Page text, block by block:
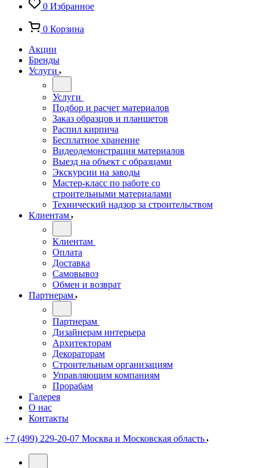
0 Избранное
0 Корзина
Акции
Бренды
Услуги
Услуги
Подбор и расчет материалов
Заказ образцов и планшетов
Распил кирпича
Бесплатное хранение
Видеодемонстрация материалов
Выезд на объект с образцами
Экскурсии на заводы
Мастер-класс по работе со
строительными материалами
Технический надзор за строительством
Клиентам
Клиентам
Оплата
Доставка
Самовывоз
Обмен и возврат
Партнерам
Партнерам
Дизайнерам интерьера
Архитекторам
Декораторам
Строительным организациям
Управляющим компаниям
Прорабам
Галерея
О нас
Контакты
+7 (499) 229-20-07 Москва и Московская область